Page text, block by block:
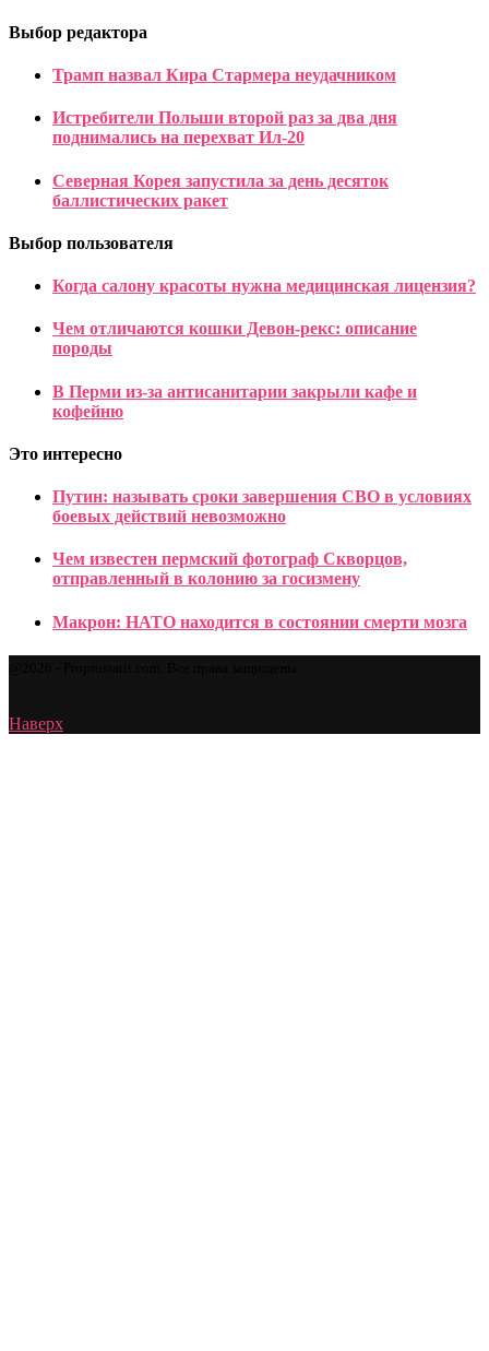
Выбор редактора
Трамп назвал Кира Стармера неудачником
Истребители Польши второй раз за два дня
поднимались на перехват Ил-20
Северная Корея запустила за день десяток
баллистических ракет
Выбор пользователя
Когда салону красоты нужна медицинская лицензия?
Чем отличаются кошки Девон-рекс: описание
породы
В Перми из-за антисанитарии закрыли кафе и
кофейню
Это интересно
Путин: называть сроки завершения СВО в условиях
боевых действий невозможно
Чем известен пермский фотограф Скворцов,
отправленный в колонию за госизмену
Макрон: НАТО находится в состоянии смерти мозга
Наверх